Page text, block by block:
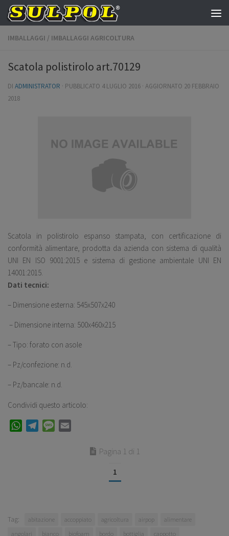
Salta al contenuto
IMBALLAGGI / IMBALLAGGI AGRICOLTURA
Scatola polistirolo art.70129
DI ADMINISTRATOR · PUBBLICATO 4 LUGLIO 2016 · AGGIORNATO 20 FEBBRAIO
2018
Scatola in polistirolo espanso stampata, con certificazione di
conformità alimentare, prodotta da azienda con sistema di qualità
UNI EN ISO 9001:2015 e sistema di gestione ambientale UNI EN
14001:2015.
Dati tecnici:
– Dimensione esterna: 545x507x240
– Dimensione interna: 500x460x215
– Tipo: forato con asole
– Pz/confezione: n.d.
– Pz/bancale: n.d.
Condividi questo articolo:
WhatsAppTelegramMessage
Pagina 1 di 1
1
Tag: abitazione accoppiato agricoltura airpop
alimentare
angolari
bianco biofoam bordo bottiglia
cappotto